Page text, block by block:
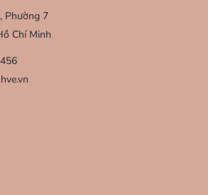
Phường 7
Chí Minh